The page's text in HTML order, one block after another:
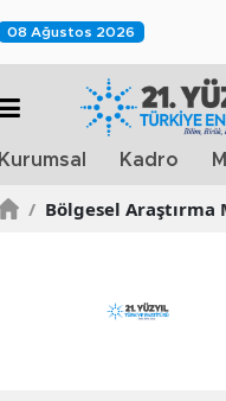
08 Ağustos 2026
Kurumsal Kadro
/ Bölgesel Araştırma